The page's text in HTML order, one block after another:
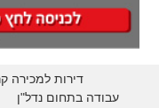
דירות למכירה
עבודה בתחום נדל"ן